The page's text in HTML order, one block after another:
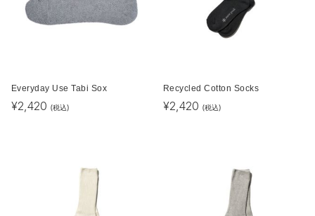
Everyday Use Tabi Sox
¥2,420 (税込)
Recycled Cotton Socks
¥2,420 (税込)